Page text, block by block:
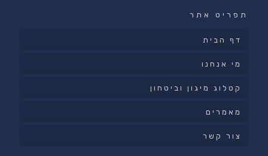
תפריט אתר
דף הבית
מי אנחנו
קטלוג מיגון וביטחון
מאמרים
צור קשר